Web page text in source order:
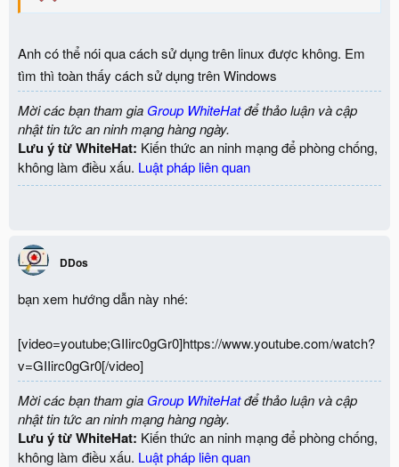
Anh có thể nói qua cách sử dụng trên linux được không. Em
tìm thì toàn thấy cách sử dụng trên Windows
Mời các bạn tham gia Group WhiteHatđể thảo luận và cập
nhật tin tức an ninh mạng hàng ngày.
Lưu ý từ WhiteHat: Kiến thức an ninh mạng để phòng chống,
không làm điều xấu. Luật pháp liên quan
DDos
bạn xem hướng dẫn này nhé:
[video=youtube;GIIirc0gGr0]https://www.youtube.com/watch?
v=GIIirc0gGr0[/video]
Mời các bạn tham gia Group WhiteHatđể thảo luận và cập
nhật tin tức an ninh mạng hàng ngày.
Lưu ý từ WhiteHat: Kiến thức an ninh mạng để phòng chống,
không làm điều xấu. Luật pháp liên quan